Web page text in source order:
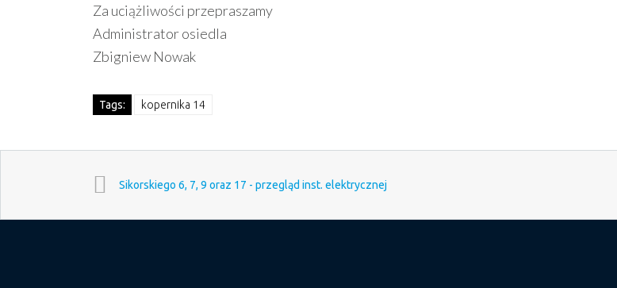
Za uciążliwości przepraszamy
Administrator osiedla
Zbigniew Nowak
Tags: kopernika 14
Sikorskiego 6, 7, 9 oraz 17 - przegląd inst. elektrycznej